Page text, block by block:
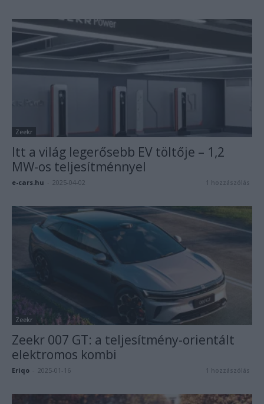
Zeekr
Itt a világ legerősebb EV töltője – 1,2
MW-os teljesítménnyel
e-cars.hu 2025-04-02 1 hozzászólás
Zeekr
Zeekr 007 GT: a teljesítmény-orientált
elektromos kombi
Eriqo 2025-01-16 1 hozzászólás